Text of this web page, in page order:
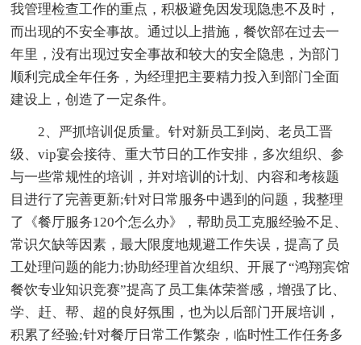
我管理检查工作的重点，积极避免因发现隐患不及时，
而出现的不安全事故。通过以上措施，餐饮部在过去一
年里，没有出现过安全事故和较大的安全隐患，为部门
顺利完成全年任务，为经理把主要精力投入到部门全面
建设上，创造了一定条件。
2、严抓培训促质量。针对新员工到岗、老员工晋
级、vip宴会接待、重大节日的工作安排，多次组织、参
与一些常规性的培训，并对培训的计划、内容和考核题
目进行了完善更新;针对日常服务中遇到的问题，我整理
了《餐厅服务120个怎么办》，帮助员工克服经验不足、
常识欠缺等因素，最大限度地规避工作失误，提高了员
工处理问题的能力;协助经理首次组织、开展了“鸿翔宾馆
餐饮专业知识竞赛”提高了员工集体荣誉感，增强了比、
学、赶、帮、超的良好氛围，也为以后部门开展培训，
积累了经验;针对餐厅日常工作繁杂，临时性工作任务多